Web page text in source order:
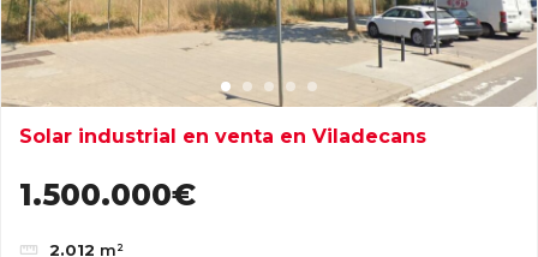
Solar industrial en venta en Viladecans
1.500.000€
2.012 m²